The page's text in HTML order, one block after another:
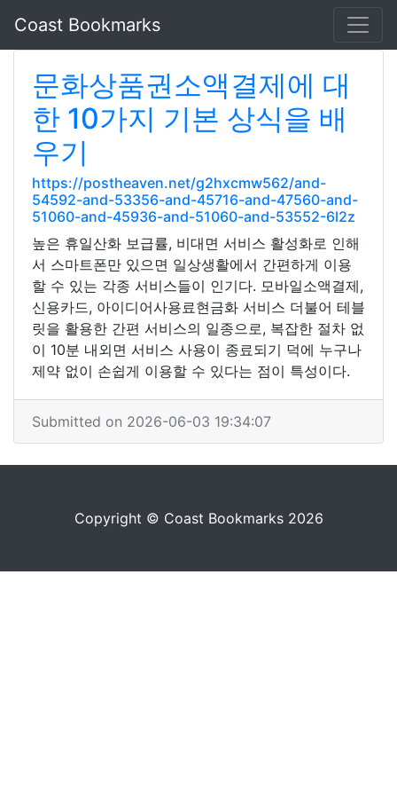
Coast Bookmarks
문화상품권소액결제에 대
한 10가지 기본 상식을 배
우기
https://postheaven.net/g2hxcmw562/and-
54592-and-53356-and-45716-and-47560-and-
51060-and-45936-and-51060-and-53552-6l2z
높은 휴일산화 보급률, 비대면 서비스 활성화로 인해
서 스마트폰만 있으면 일상생활에서 간편하게 이용
할 수 있는 각종 서비스들이 인기다. 모바일소액결제,
신용카드, 아이디어사용료현금화 서비스 더불어 테블
릿을 활용한 간편 서비스의 일종으로, 복잡한 절차 없
이 10분 내외면 서비스 사용이 종료되기 덕에 누구나
제약 없이 손쉽게 이용할 수 있다는 점이 특성이다.
Submitted on 2026-06-03 19:34:07
Copyright © Coast Bookmarks 2026